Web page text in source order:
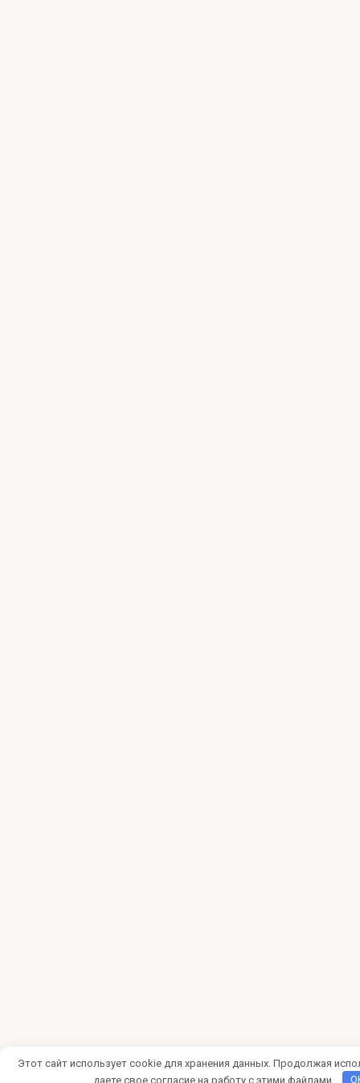
Этот сайт использует cookie для хранения данных. Продолжая
даете свое согласие на работу с этими файлами.